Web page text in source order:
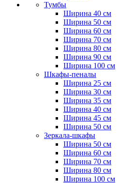
Тумбы
Ширина 40 см
Ширина 50 см
Ширина 60 см
Ширина 70 см
Ширина 80 см
Ширина 90 см
Ширина 100 см
Шкафы-пеналы
Ширина 25 см
Ширина 30 см
Ширина 35 см
Ширина 40 см
Ширина 45 см
Ширина 50 см
Зеркала-шкафы
Ширина 50 см
Ширина 60 см
Ширина 70 см
Ширина 80 см
Ширина 100 см